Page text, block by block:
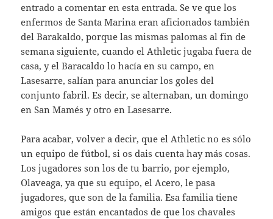
entrado a comentar en esta entrada. Se ve que los
enfermos de Santa Marina eran aficionados también
del Barakaldo, porque las mismas palomas al fin de
semana siguiente, cuando el Athletic jugaba fuera de
casa, y el Baracaldo lo hacía en su campo, en
Lasesarre, salían para anunciar los goles del
conjunto fabril. Es decir, se alternaban, un domingo
en San Mamés y otro en Lasesarre.
Para acabar, volver a decir, que el Athletic no es sólo
un equipo de fútbol, si os dais cuenta hay más cosas.
Los jugadores son los de tu barrio, por ejemplo,
Olaveaga, ya que su equipo, el Acero, le pasa
jugadores, que son de la familia. Esa familia tiene
amigos que están encantados de que los chavales